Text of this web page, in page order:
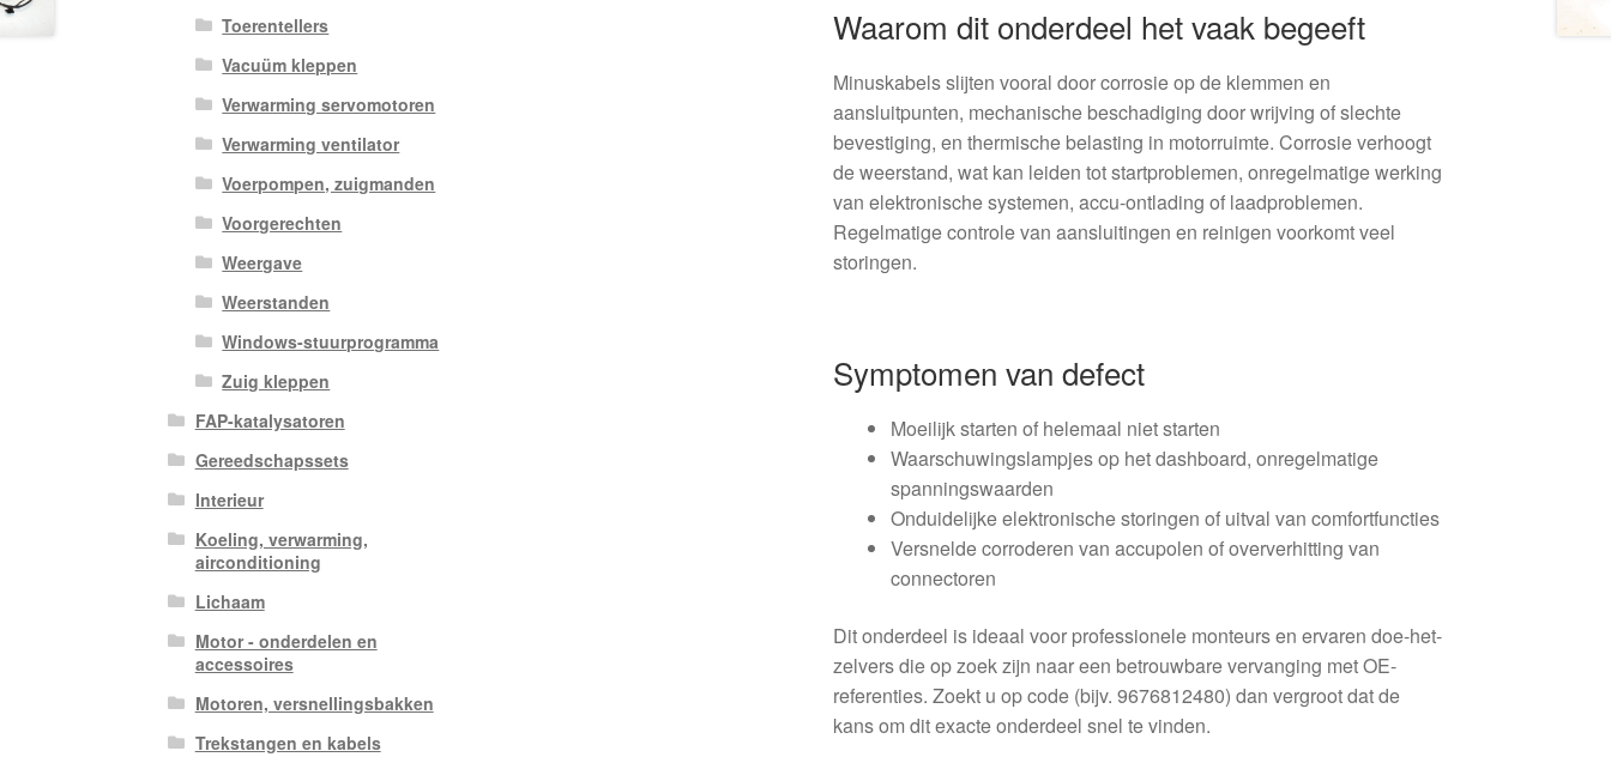
Waarom dit onderdeel het vaak begeeft
Minuskabels slijten vooral door corrosie op de klemmen en
aansluitpunten, mechanische beschadiging door wrijving of slechte
bevestiging, en thermische belasting in motorruimte. Corrosie verhoogt
de weerstand, wat kan leiden tot startproblemen, onregelmatige werking
van elektronische systemen, accu-ontlading of laadproblemen.
Regelmatige controle van aansluitingen en reinigen voorkomt veel
storingen.
Symptomen van defect
Moeilijk starten of helemaal niet starten
Waarschuwingslampjes op het dashboard, onregelmatige
spanningswaarden
Onduidelijke elektronische storingen of uitval van comfortfuncties
Versnelde corroderen van accupolen of oververhitting van
connectoren
Dit onderdeel is ideaal voor professionele monteurs en ervaren doe-het-
zelvers die op zoek zijn naar een betrouwbare vervanging met OE-
referenties. Zoekt u op code (bijv. 9676812480) dan vergroot dat de
kans om dit exacte onderdeel snel te vinden.
Toerentellers
Vacuüm kleppen
Verwarming servomotoren
Verwarming ventilator
Voerpompen, zuigmanden
Voorgerechten
Weergave
Weerstanden
Windows-stuurprogramma
Zuig kleppen
FAP-katalysatoren
Gereedschapssets
Interieur
Koeling, verwarming,
airconditioning
Lichaam
Motor - onderdelen en
accessoires
Motoren, versnellingsbakken
Trekstangen en kabels